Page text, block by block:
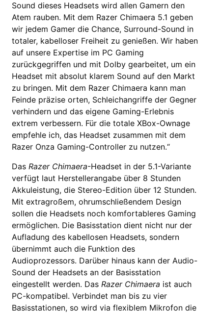
Sound dieses Headsets wird allen Gamern den
Atem rauben. Mit dem Razer Chimaera 5.1 geben
wir jedem Gamer die Chance, Surround-Sound in
totaler, kabelloser Freiheit zu genießen. Wir haben
auf unsere Expertise im PC Gaming
zurückgegriffen und mit Dolby gearbeitet, um ein
Headset mit absolut klarem Sound auf den Markt
zu bringen. Mit dem Razer Chimaera kann man
Feinde präzise orten, Schleichangriffe der Gegner
verhindern und das eigene Gaming-Erlebnis
extrem verbessern. Für die totale XBox-Ownage
empfehle ich, das Headset zusammen mit dem
Razer Onza Gaming-Controller zu nutzen.“
Das Razer Chimaera-Headset in der 5.1-Variante
verfügt laut Herstellerangabe über 8 Stunden
Akkuleistung, die Stereo-Edition über 12 Stunden.
Mit extragroßem, ohrumschließendem Design
sollen die Headsets noch komfortableres Gaming
ermöglichen. Die Basisstation dient nicht nur der
Aufladung des kabellosen Headsets, sondern
übernimmt auch die Funktion des
Audioprozessors. Darüber hinaus kann der Audio-
Sound der Headsets an der Basisstation
eingestellt werden. Das Razer Chimaera ist auch
PC-kompatibel. Verbindet man bis zu vier
Basisstationen, so wird via flexiblem Mikrofon die